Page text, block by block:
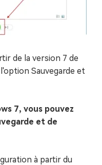
de la version 7 de
Sauvegarde et
7, vous pouvez
et de
à partir du